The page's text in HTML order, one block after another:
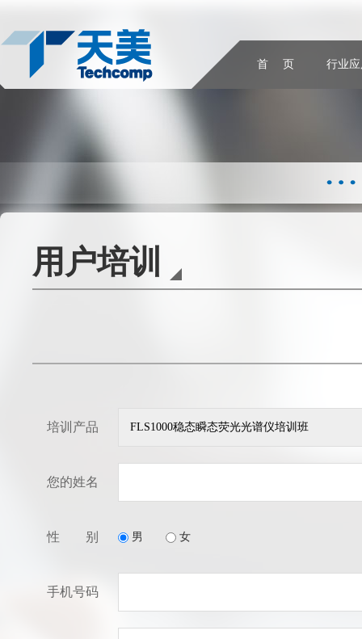
首 页 行业
用户培训
培训产品
您的姓名
性 别 男 女
手机号码